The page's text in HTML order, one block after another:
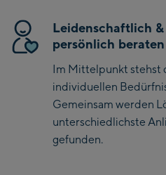
Zell Am See:
Schmittenhöhebahn
Talstation / Valley
station
CityXPress Talstation /
Valley station
AreitXpress Talstation /
Valley station
Leidenschaftlich &
persönlich beraten
Im Mittelpunkt stehst
individuellen
Gemeinsam werden
unterschiedlichste
gefunden.